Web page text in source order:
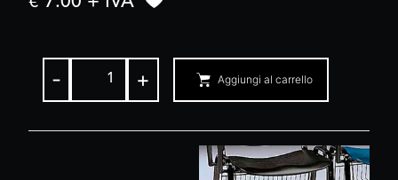
- + Aggiungi al carrello